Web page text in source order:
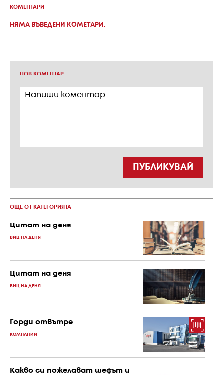
КОМЕНТАРИ
НЯМА ВЪВЕДЕНИ КОМЕТАРИ.
НОВ КОМЕНТАР
ПУБЛИКУВАЙ
ОЩЕ ОТ КАТЕГОРИЯТА
Цитат на деня
ВИЦ НА ДЕНЯ
Цитат на деня
ВИЦ НА ДЕНЯ
Горди отвътре
КОМПАНИИ
Какво си пожелават шефът и